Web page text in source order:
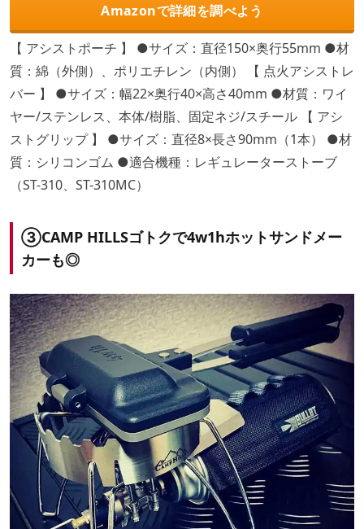
Amazonで詳細を調べよう
【 アシストポーチ 】 ●サイズ：直径150×奥行55mm ●材
質：綿（外側）、ポリエチレン（内側） 【 点火アシストレ
バー 】 ●サイズ：幅22×奥行40×高さ40mm ●材質：ワイ
ヤー/ステンレス、本体/樹脂、固定ネジ/スチール 【 アシ
ストグリップ 】 ●サイズ：直径8×長さ90mm（1本） ●材
質：シリコンゴム ●適合機種：レギュレーターストーブ
（ST-310、ST-310MC）
③CAMP HILLSゴトクで4w1hホットサンドメー
カーも◎